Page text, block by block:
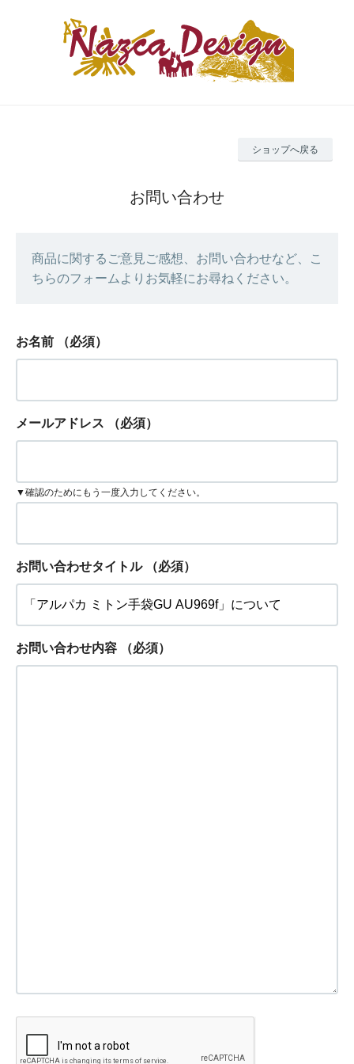
ショップへ戻る
お問い合わせ
商品に関するご意見ご感想、お問い合わせなど、こ
ちらのフォームよりお気軽にお尋ねください。
お名前 （必須）
メールアドレス （必須）
▼確認のためにもう一度入力してください。
お問い合わせタイトル （必須）
お問い合わせ内容 （必須）